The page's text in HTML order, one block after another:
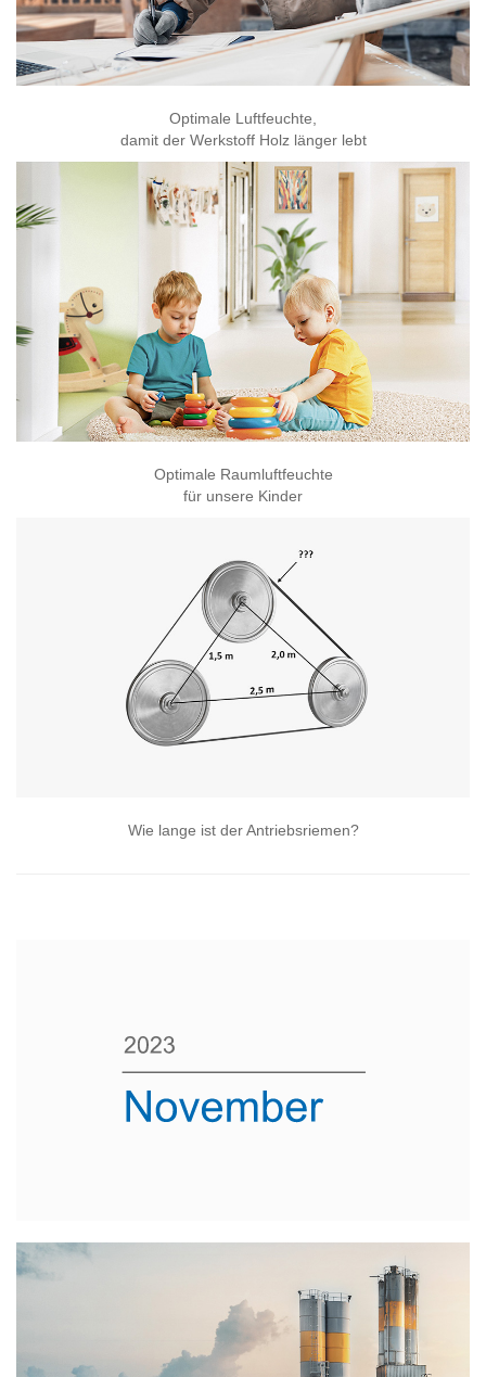
Optimale Luftfeuchte,
damit der Werkstoff Holz länger lebt
Optimale Raumluftfeuchte
für unsere Kinder
Wie lange ist der Antriebsriemen?